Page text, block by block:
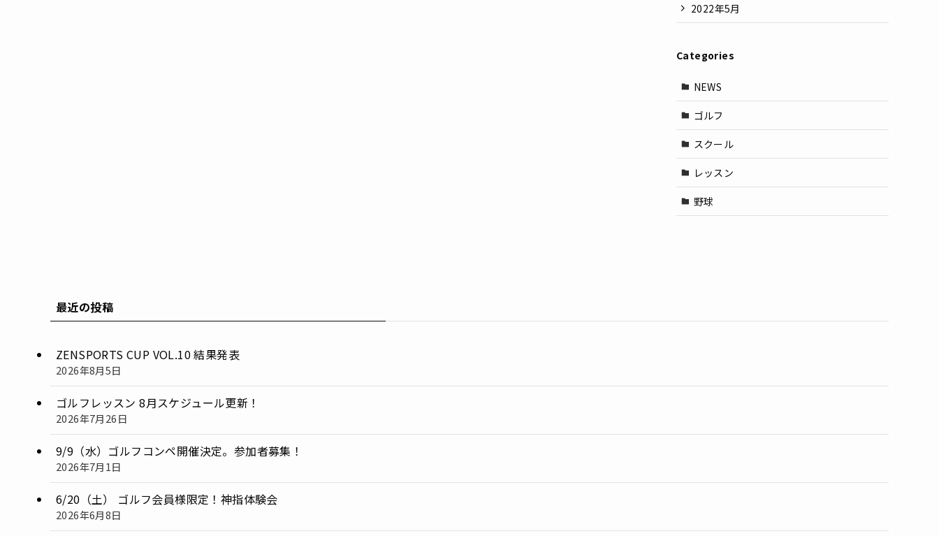
2022年5月
Categories
NEWS
ゴルフ
スクール
レッスン
野球
最近の投稿
ZENSPORTS CUP VOL.10 結果発表
2026年8月5日
ゴルフレッスン 8月スケジュール更新！
2026年7月26日
9/9（水）ゴルフコンペ開催決定。参加者募集！
2026年7月1日
6/20（土） ゴルフ会員様限定！神指体験会
2026年6月8日